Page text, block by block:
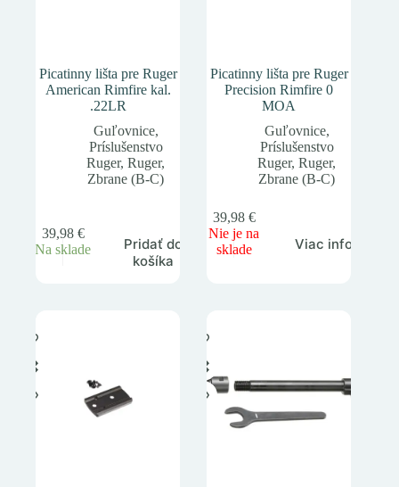
Picatinny lišta pre Ruger
American Rimfire kal.
.22LR
Guľovnice,
Príslušenstvo
Ruger,Ruger,
Zbrane (B-C)
39,98 €
Na sklade
Pridať do
košíka
Picatinny lišta pre Ruger
Precision Rimfire 0
MOA
Guľovnice,
Príslušenstvo
Ruger,Ruger,
Zbrane (B-C)
39,98 €
Nie je na
sklade
Viac info